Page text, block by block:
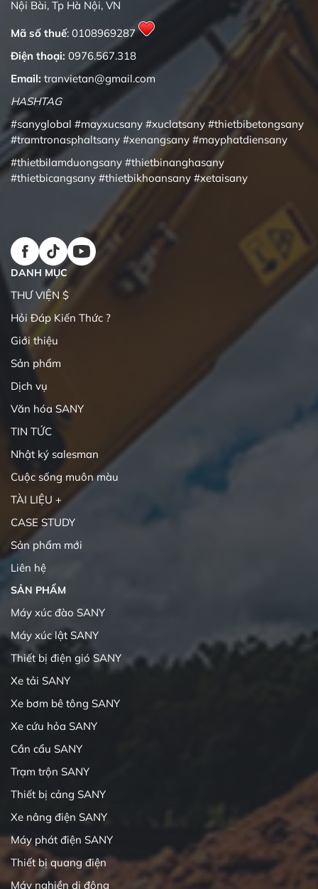
Nội Bài, Tp Hà Nội, VN
Mã số thuế: 0108969287
Điện thoại: 0976.567.318
Email: tranvietan@gmail.com
HASHTAG
#sanyglobal #mayxucsany #xuclatsany #thietbibetongsany
#tramtronasphaltsany #xenangsany #mayphatdiensany
#thietbilamduongsany #thietbinanghasany
#thietbicangsany #thietbikhoansany #xetaisany
DANH MỤC
THƯ VIỆN $
Hỏi Đáp Kiến Thức ?
Giới thiệu
Sản phẩm
Dịch vụ
Văn hóa SANY
TIN TỨC
Nhật ký salesman
Cuộc sống muôn màu
TÀI LIỆU +
CASE STUDY
Sản phẩm mới
Liên hệ
SẢN PHẨM
Máy xúc đào SANY
Máy xúc lật SANY
Thiết bị điện gió SANY
Xe tải SANY
Xe bơm bê tông SANY
Xe cứu hỏa SANY
Cần cẩu SANY
Trạm trộn SANY
Thiết bị cảng SANY
Xe nâng điện SANY
Máy phát điện SANY
Thiết bị quang điện
Máy nghiền di động